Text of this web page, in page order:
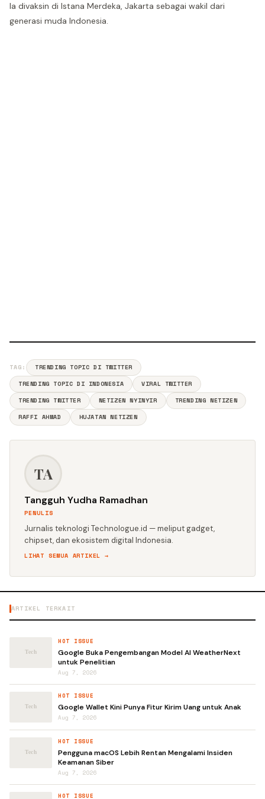
Ia divaksin di Istana Merdeka, Jakarta sebagai wakil dari
generasi muda Indonesia.
TAG:
TRENDING TOPIC DI TWITTER
TRENDING TOPIC DI INDONESIA
VIRAL TWITTER
TRENDING TWITTER
NETIZEN NYINYIR
TRENDING NETIZEN
RAFFI AHMAD
HUJATAN NETIZEN
TA
Tangguh Yudha Ramadhan
PENULIS
Jurnalis teknologi Technologue.id — meliput gadget,
chipset, dan ekosistem digital Indonesia.
LIHAT SEMUA ARTIKEL →
ARTIKEL TERKAIT
HOT ISSUE
Google Buka Pengembangan Model AI WeatherNext
untuk Penelitian
Aug 7, 2026
HOT ISSUE
Google Wallet Kini Punya Fitur Kirim Uang untuk Anak
Aug 7, 2026
HOT ISSUE
Pengguna macOS Lebih Rentan Mengalami Insiden
Keamanan Siber
Aug 7, 2026
HOT ISSUE